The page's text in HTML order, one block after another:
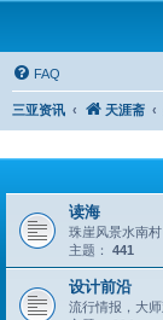
FAQ
三亚资讯 天涯斋
读海
珠崖风景水南
主题： 441
设计前沿
流行情报，大